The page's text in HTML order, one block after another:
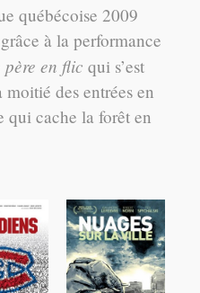
québécoise 2009
à la performance
père en flic qui s’est
des entrées en
qui cache la forêt en